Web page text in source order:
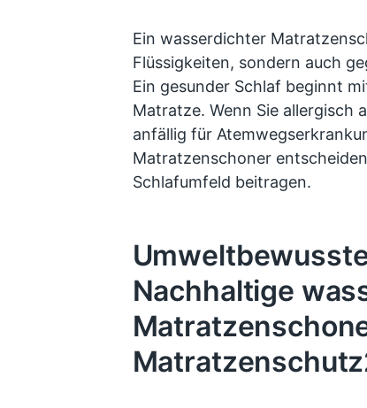
Ein wasserdichter
Flüssigkeiten, sondern auch
Ein gesunder Schlaf beginnt
Matratze. Wenn Sie allergisch
anfällig für
Matratzenschoner
Schlafumfeld beitragen.
Nachhaltige